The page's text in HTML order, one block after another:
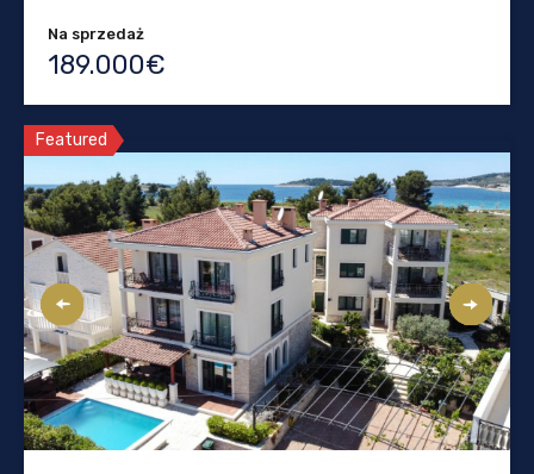
Na sprzedaż
189.000€
Featured